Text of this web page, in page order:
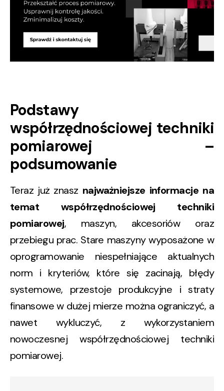
Podstawy
współrzędnościowej techniki
pomiarowej –
podsumowanie
Teraz już znasz najważniejsze informacje na
temat współrzędnościowej techniki
pomiarowej, maszyn, akcesoriów oraz
przebiegu prac. Stare maszyny wyposażone w
oprogramowanie niespełniające aktualnych
norm i kryteriów, które się zacinają, błędy
systemowe, przestoje produkcyjne i straty
finansowe w dużej mierze można ograniczyć, a
nawet wykluczyć, z wykorzystaniem
nowoczesnej współrzędnościowej techniki
pomiarowej.